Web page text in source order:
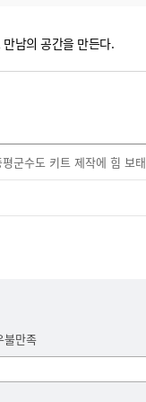
남의 공간을 만든다.
군수도 키트 제작에 힘 보태
불만족